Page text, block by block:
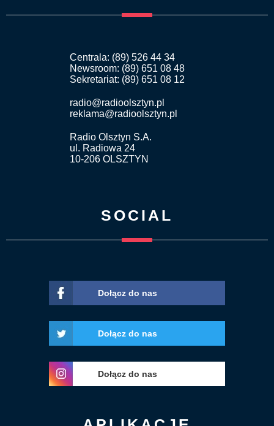
Centrala: (89) 526 44 34
Newsroom: (89) 651 08 48
Sekretariat: (89) 651 08 12
radio@radioolsztyn.pl
reklama@radioolsztyn.pl
Radio Olsztyn S.A.
ul. Radiowa 24
10-206 OLSZTYN
SOCIAL
Dołącz do nas
Dołącz do nas
Dołącz do nas